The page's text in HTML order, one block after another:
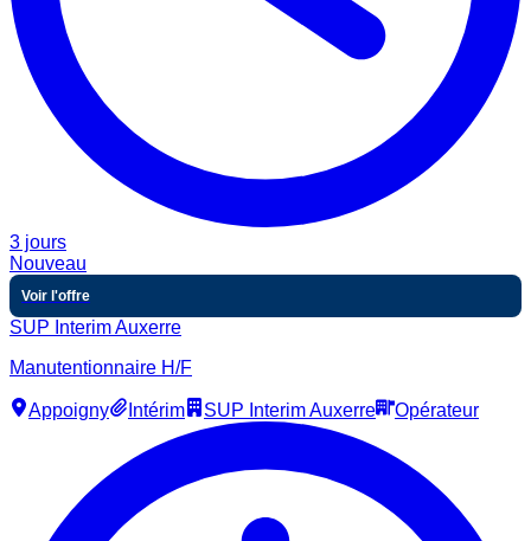
3 jours
Nouveau
Voir l'offre
SUP Interim Auxerre
Manutentionnaire H/F
Appoigny Intérim SUP Interim Auxerre Opérateur